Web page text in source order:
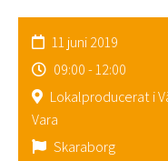
11 juni 2019
09:00 - 12:00
Lokalproducerat i
Vara
Skaraborg